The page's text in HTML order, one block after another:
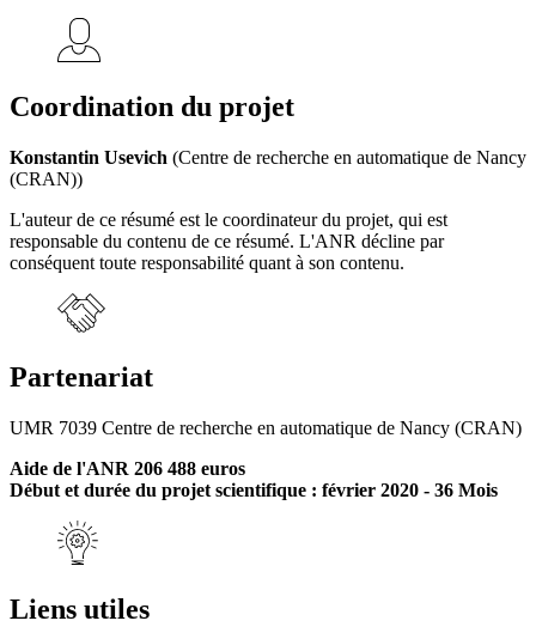
Coordination du projet
Konstantin Usevich (Centre de recherche en automatique de Nancy
(CRAN))
L'auteur de ce résumé est le coordinateur du projet, qui est
responsable du contenu de ce résumé. L'ANR décline par
conséquent toute responsabilité quant à son contenu.
Partenariat
UMR 7039 Centre de recherche en automatique de Nancy (CRAN)
Aide de l'ANR 206 488 euros
Début et durée du projet scientifique : février 2020 - 36 Mois
Liens utiles